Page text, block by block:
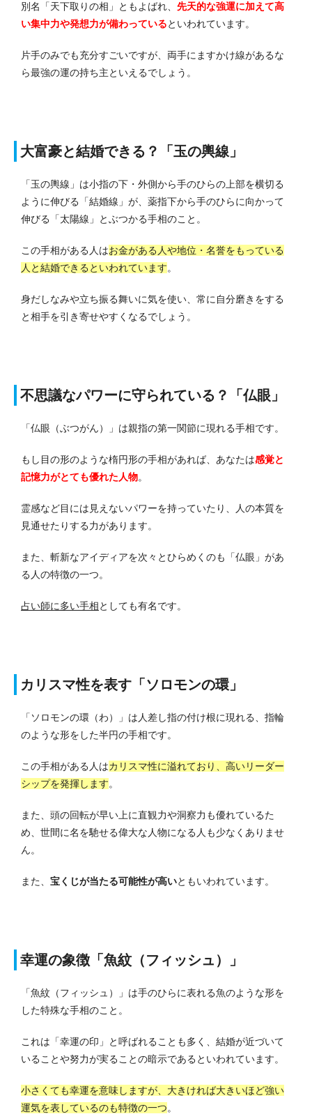
別名「天下取りの相」ともよばれ、 先天的な強運に加えて高
い集中力や発想力が備わっているといわれています。
片手のみでも充分すごいですが、両手にますかけ線があるな
ら最強の運の持ち主といえるでしょう。
大富豪と結婚できる？「玉の輿線」
「玉の輿線」は小指の下・外側から手のひらの上部を横切る
ように伸びる「結婚線」が、薬指下から手のひらに向かって
伸びる「太陽線」とぶつかる手相のこと。
この手相がある人はお金がある人や地位・名誉をもっている
人と結婚できるといわれています。
身だしなみや立ち振る舞いに気を使い、常に自分磨きをする
と相手を引き寄せやすくなるでしょう。
不思議なパワーに守られている？「仏眼」
「仏眼（ぶつがん）」は親指の第一関節に現れる手相です。
もし目の形のような楕円形の手相があれば、あなたは感覚と
記憶力がとても優れた人物。
霊感など目には見えないパワーを持っていたり、人の本質を
見通せたりする力があります。
また、斬新なアイディアを次々とひらめくのも「仏眼」があ
る人の特徴の一つ。
占い師に多い手相としても有名です。
カリスマ性を表す「ソロモンの環」
「ソロモンの環（わ）」は人差し指の付け根に現れる、指輪
のような形をした半円の手相です。
この手相がある人はカリスマ性に溢れており、高いリーダー
シップを発揮します。
また、頭の回転が早い上に直観力や洞察力も優れているた
め、世間に名を馳せる偉大な人物になる人も少なくありませ
ん。
また、 宝くじが当たる可能性が高いともいわれています。
幸運の象徴「魚紋（フィッシュ）」
「魚紋（フィッシュ）」は手のひらに表れる魚のような形を
した特殊な手相のこと。
これは「幸運の印」と呼ばれることも多く、結婚が近づいて
いることや努力が実ることの暗示であるといわれています。
小さくても幸運を意味しますが、大きければ大きいほど強い
運気を表しているのも特徴の一つ。